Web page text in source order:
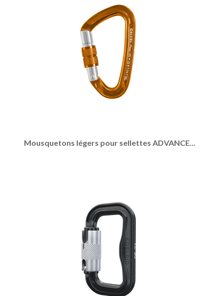
Mousquetons légers pour sellettes ADVANCE...